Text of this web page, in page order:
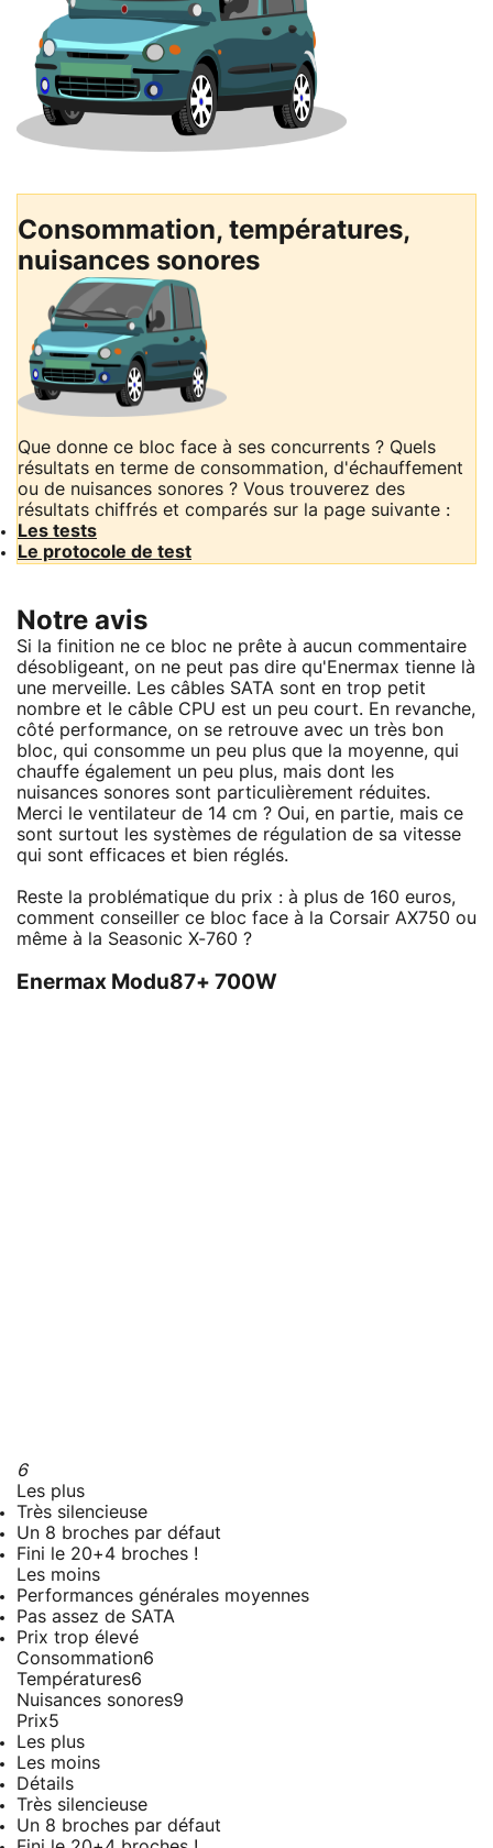
Consommation, températures,
nuisances sonores
Que donne ce bloc face à ses concurrents ? Quels
résultats en terme de consommation, d'échauffement
ou de nuisances sonores ? Vous trouverez des
résultats chiffrés et comparés sur la page suivante :
Les tests
Le protocole de test
Notre avis
Si la finition ne ce bloc ne prête à aucun commentaire
désobligeant, on ne peut pas dire qu'Enermax tienne là
une merveille. Les câbles SATA sont en trop petit
nombre et le câble CPU est un peu court. En revanche,
côté performance, on se retrouve avec un très bon
bloc, qui consomme un peu plus que la moyenne, qui
chauffe également un peu plus, mais dont les
nuisances sonores sont particulièrement réduites.
Merci le ventilateur de 14 cm ? Oui, en partie, mais ce
sont surtout les systèmes de régulation de sa vitesse
qui sont efficaces et bien réglés.
Reste la problématique du prix : à plus de 160 euros,
comment conseiller ce bloc face à la Corsair AX750 ou
même à la Seasonic X-760 ?
Enermax Modu87+ 700W
6
Les plus
Très silencieuse
Un 8 broches par défaut
Fini le 20+4 broches !
Les moins
Performances générales moyennes
Pas assez de SATA
Prix trop élevé
Consommation6
Températures6
Nuisances sonores9
Prix5
Les plus
Les moins
Détails
Très silencieuse
Un 8 broches par défaut